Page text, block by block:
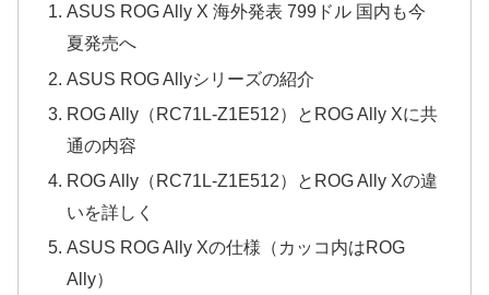
ASUS ROG Ally X 海外発表 799ドル 国内も今
夏発売へ
ASUS ROG Allyシリーズの紹介
ROG Ally（RC71L-Z1E512）とROG Ally Xに共
通の内容
ROG Ally（RC71L-Z1E512）とROG Ally Xの違
いを詳しく
ASUS ROG Ally Xの仕様（カッコ内はROG
Ally）